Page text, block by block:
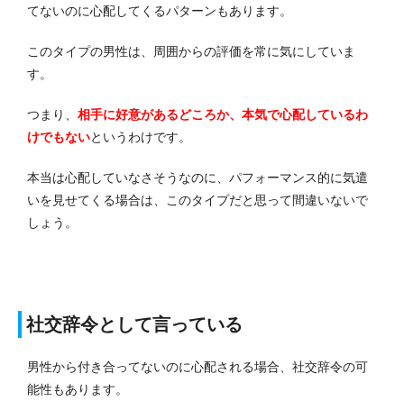
てないのに心配してくるパターンもあります。
このタイプの男性は、周囲からの評価を常に気にしていま
す。
つまり、 相手に好意があるどころか、本気で心配しているわ
けでもないというわけです。
本当は心配していなさそうなのに、パフォーマンス的に気遣
いを見せてくる場合は、このタイプだと思って間違いないで
しょう。
社交辞令として言っている
男性から付き合ってないのに心配される場合、社交辞令の可
能性もあります。